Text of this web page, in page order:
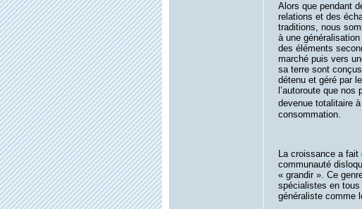
Alors que pendant
relations et des
traditions, nous
à une
des éléments
marché puis vers
sa terre sont
détenu et géré par
l’autoroute que
devenue totalitaire
consommation.
La croissance a fait
communauté
« grandir ». Ce
spécialistes en tous
généraliste comme